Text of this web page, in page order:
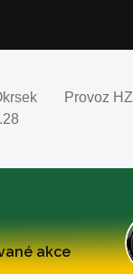
Provoz HZ
akce